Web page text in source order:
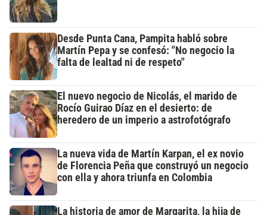
Desde Punta Cana, Pampita habló sobre
Martín Pepa y se confesó: "No negocio la
falta de lealtad ni de respeto"
El nuevo negocio de Nicolás, el marido de
Rocío Guirao Díaz en el desierto: de
heredero de un imperio a astrofotógrafo
La nueva vida de Martín Karpan, el ex novio
de Florencia Peña que construyó un negocio
con ella y ahora triunfa en Colombia
La historia de amor de Margarita, la hija de